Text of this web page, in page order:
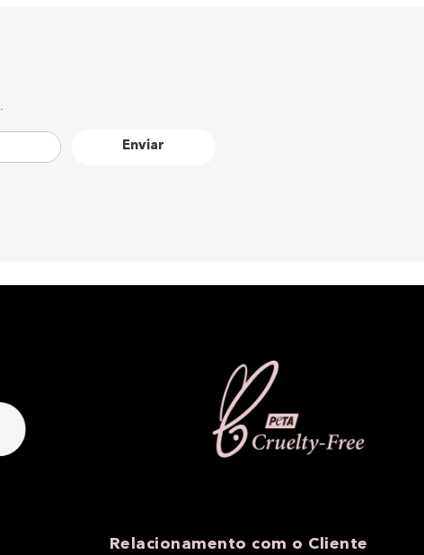
Enviar
Relacionamento com o Cliente